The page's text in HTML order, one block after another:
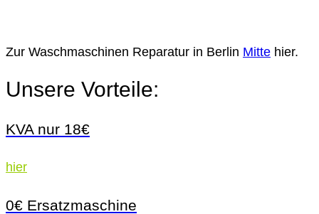
Zur Waschmaschinen Reparatur in Berlin Mitte hier.
Unsere Vorteile:
KVA nur 18€
hier
0€ Ersatzmaschine